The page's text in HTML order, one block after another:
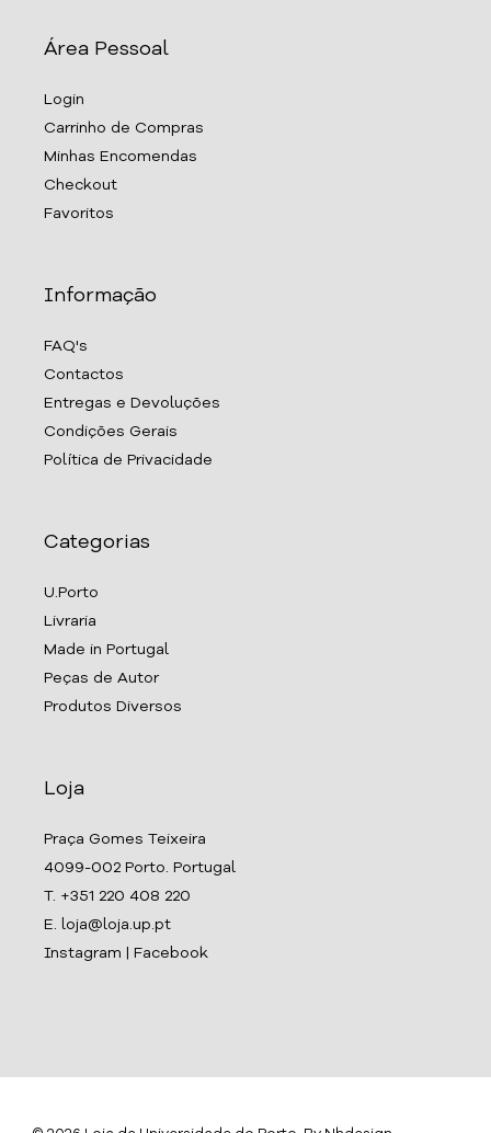
Área Pessoal
Login
Carrinho de Compras
Minhas Encomendas
Checkout
Favoritos
Informação
FAQ's
Contactos
Entregas e Devoluções
Condições Gerais
Política de Privacidade
Categorias
U.Porto
Livraria
Made in Portugal
Peças de Autor
Produtos Diversos
Loja
Praça Gomes Teixeira
4099-002 Porto. Portugal
T. +351 220 408 220
E. loja@loja.up.pt
Instagram
Facebook